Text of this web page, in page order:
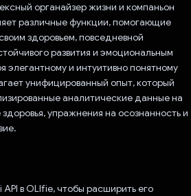
органайзер жизни и компаньон
различные функции, помогающие
здоровьем, повседневной
развития и эмоциональным
элегантному и интуитивно понятному
унифицированный опыт, который
аналитические данные на
упражнения на осознанность и
в OLIfie, чтобы расширить его